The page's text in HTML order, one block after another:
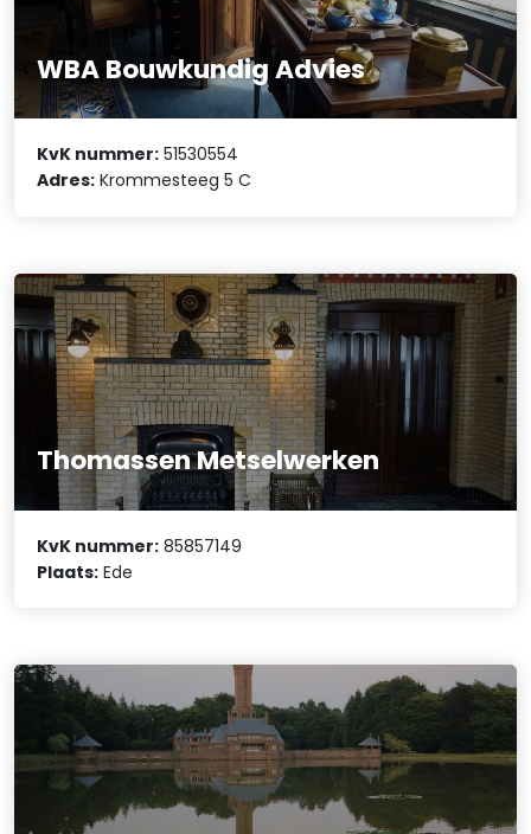
WBA Bouwkundig Advies
KvK nummer: 51530554
Adres: Krommesteeg 5 C
Thomassen Metselwerken
KvK nummer: 85857149
Plaats: Ede